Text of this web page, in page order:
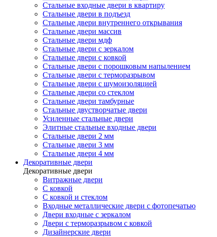
Стальные входные двери в квартиру
Стальные двери в подъезд
Стальные двери внутреннего открывания
Стальные двери массив
Стальные двери мдф
Стальные двери с зеркалом
Стальные двери с ковкой
Стальные двери с порошковым напылением
Стальные двери с терморазрывом
Стальные двери с шумоизоляцией
Стальные двери со стеклом
Стальные двери тамбурные
Стальные двустворчатые двери
Усиленные стальные двери
Элитные стальные входные двери
Стальные двери 2 мм
Стальные двери 3 мм
Стальные двери 4 мм
Декоративные двери
Декоративные двери
Витражные двери
С ковкой
С ковкой и стеклом
Входные металлические двери с фотопечатью
Двери входные с зеркалом
Двери с терморазрывом с ковкой
Дизайнерские двери